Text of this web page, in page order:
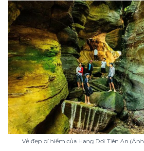
Vẻ đẹp bí hiểm của Hang Dơi Tiên An